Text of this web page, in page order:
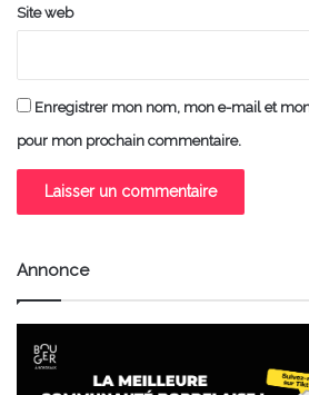
Site web
Enregistrer mon nom, mon e-mail et
pour mon prochain commentaire.
Annonce